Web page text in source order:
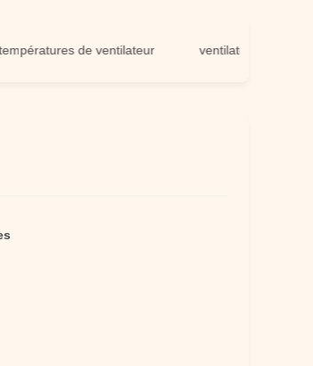
de ventilateur ventilateur à hautes